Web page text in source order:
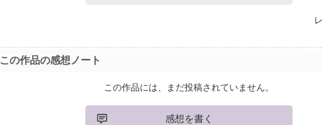
この作品の感想ノート
この作品には、まだ投稿されていません。
感想を書く